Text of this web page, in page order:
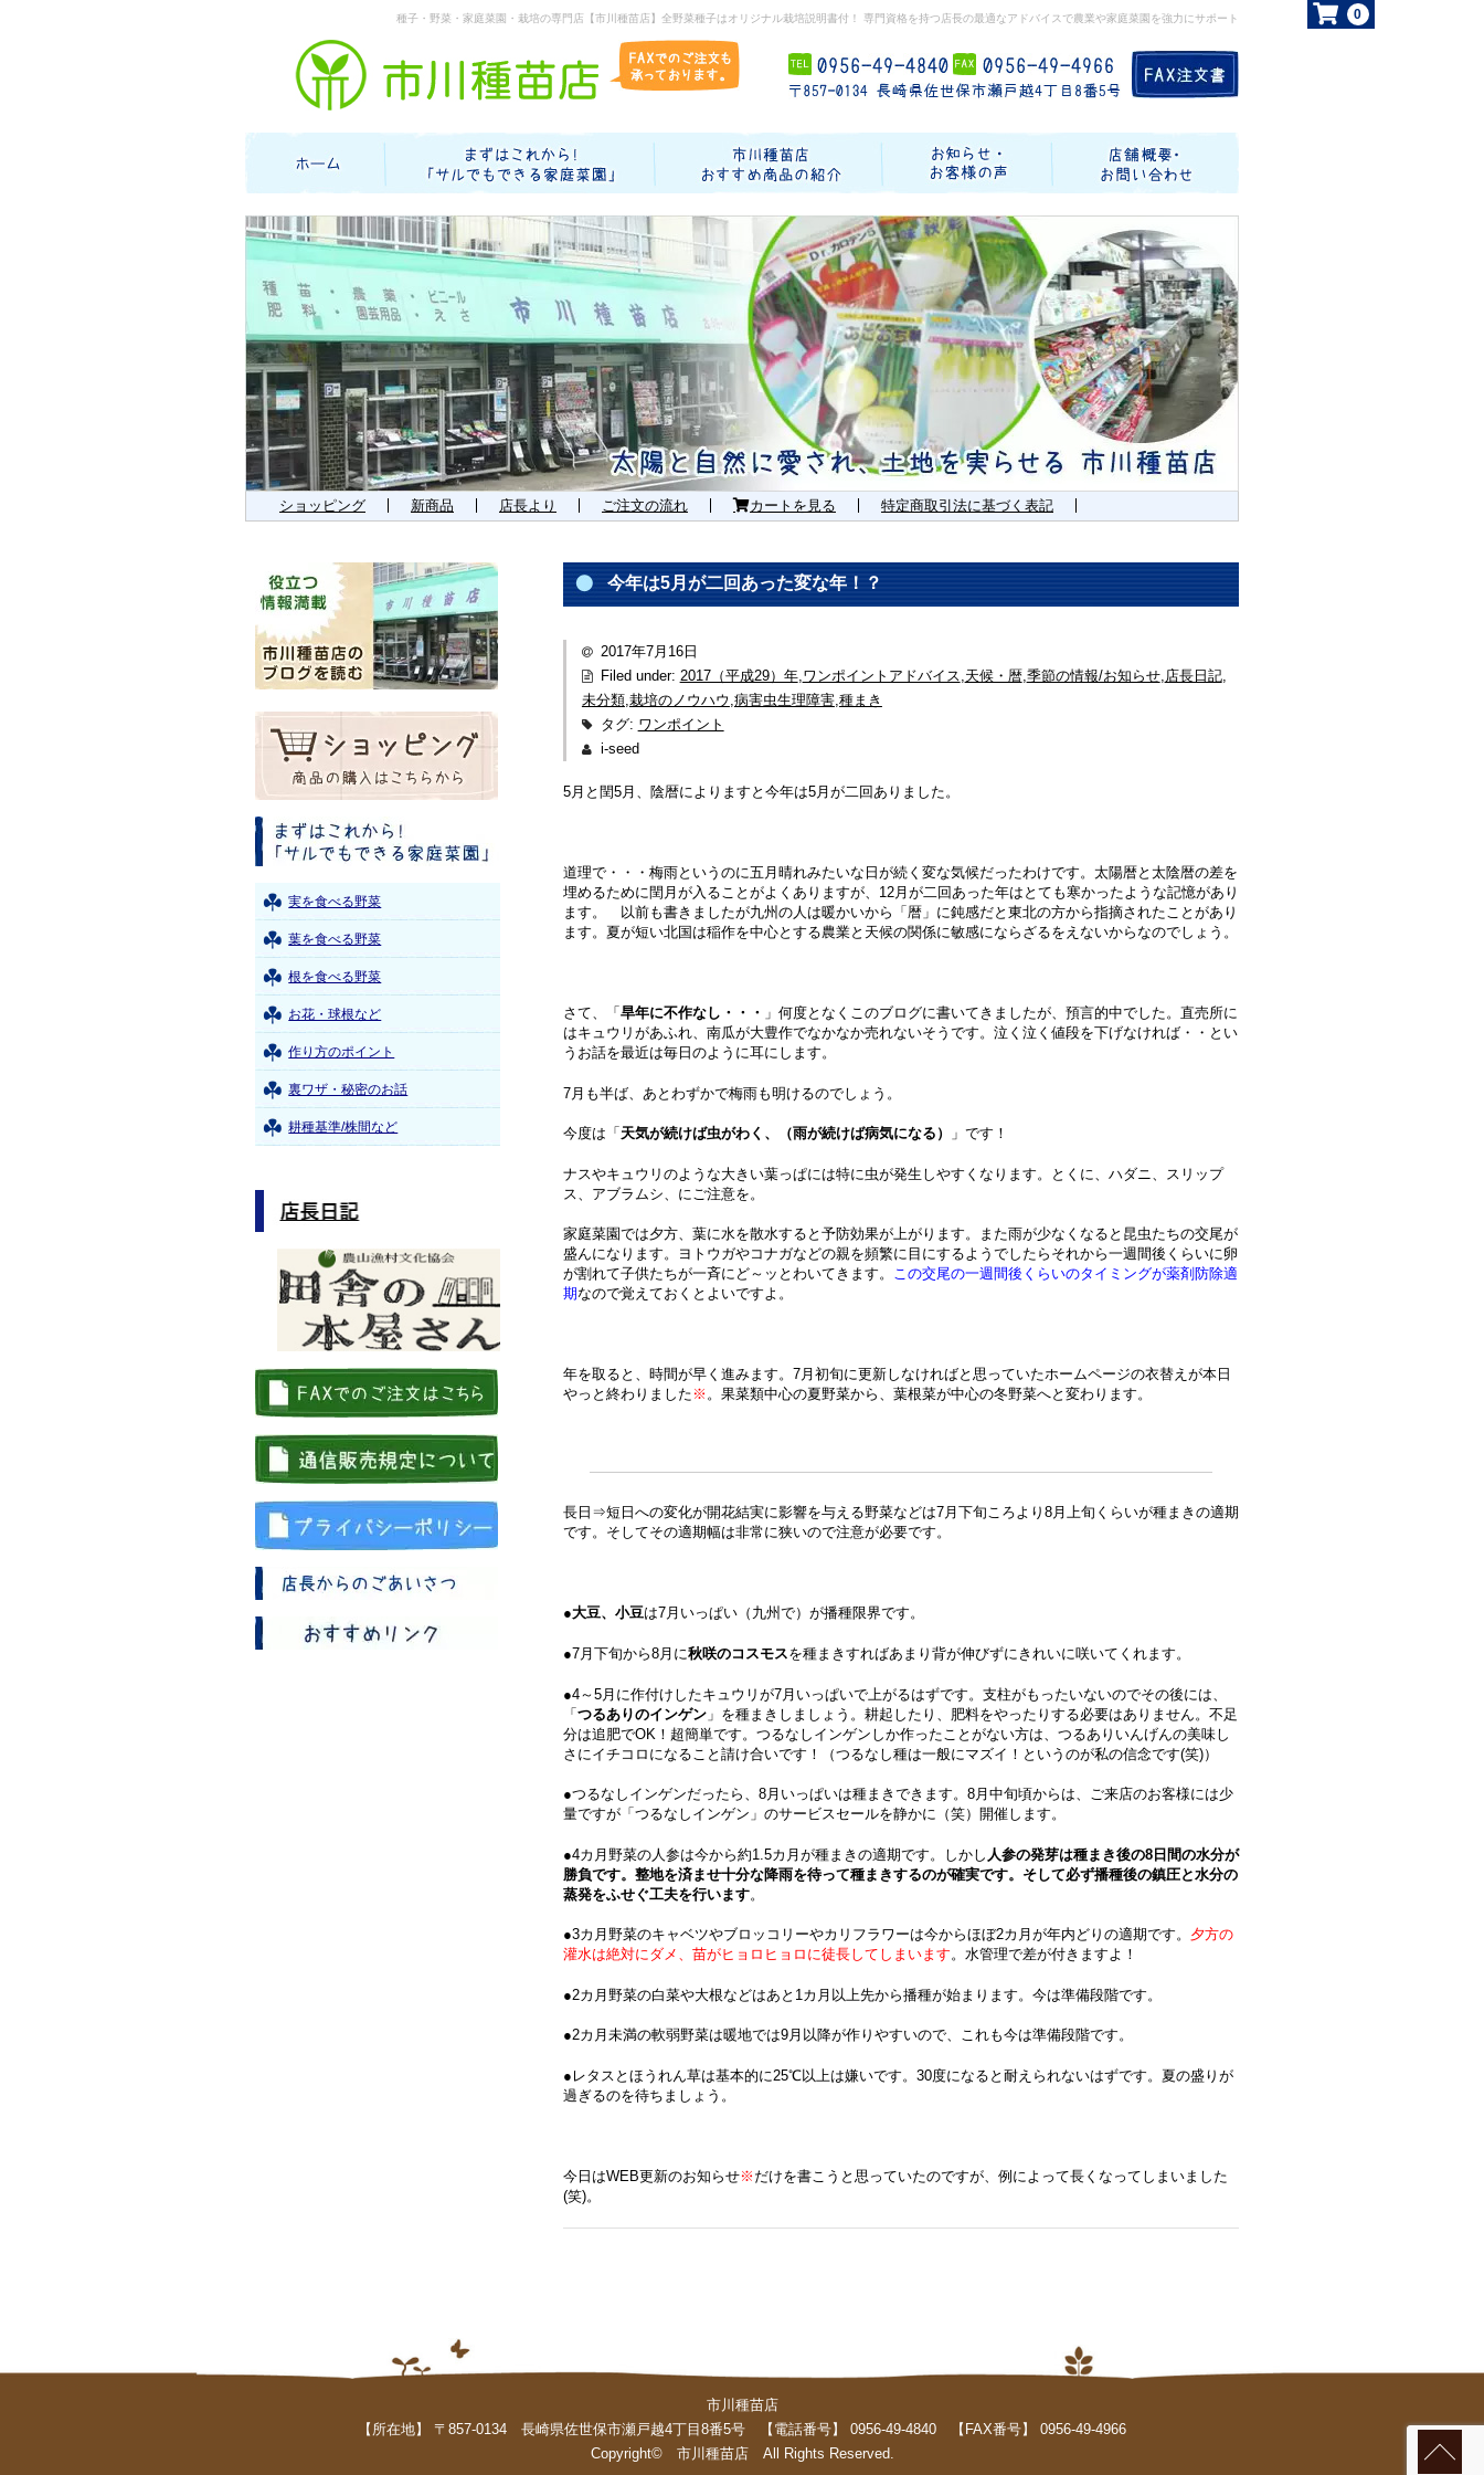
種子・野菜・家庭菜園・栽培の専門店【市川種苗店】全野菜種子はオリジナル栽培説明書付！ 専門資格を持つ店長の最適なアドバイスで農業や家庭菜園を強力にサポート 0
ショッピング 新商品 店長より ご注文の流れ カートを見る 特定商取引法に基づく表記
今年は5月が二回あった変な年！？
2017年7月16日
Filed under: 2017（平成29）年,ワンポイントアドバイス,天候・暦,季節の情報/お知らせ,店長日記,
未分類,栽培のノウハウ ,病害虫生理障害,種まき
タグ: ワンポイント
i-seed
5月と閏5月、陰暦によりますと今年は5月が二回ありました。
道理で・・・梅雨というのに五月晴れみたいな日が続く変な気候だったわけです。太陽暦と太陰暦の差を
埋めるために閏月が入ることがよくありますが、12月が二回あった年はとても寒かったような記憶があり
ます。 以前も書きましたが九州の人は暖かいから「暦」に鈍感だと東北の方から指摘されたことがあり
ます。夏が短い北国は稲作を中心とする農業と天候の関係に敏感にならざるをえないからなのでしょう。
さて、「 旱年に不作なし・・・ 」何度となくこのブログに書いてきましたが、預言的中でした。直売所に
はキュウリがあふれ、南瓜が大豊作でなかなか売れないそうです。泣く泣く値段を下げなければ・・とい
うお話を最近は毎日のように耳にします。
7月も半ば、あとわずかで梅雨も明けるのでしょう。
今度は「 天気が続けば虫がわく、（雨が続けば病気になる） 」です！
ナスやキュウリのような大きい葉っぱには特に虫が発生しやすくなります。とくに、ハダニ、スリップ
ス、アブラムシ、にご注意を。
家庭菜園では夕方、葉に水を散水すると予防効果が上がります。また雨が少なくなると昆虫たちの交尾が
盛んになります。ヨトウガやコナガなどの親を頻繁に目にするようでしたらそれから一週間後くらいに卵
が割れて子供たちが一斉にど～ッとわいてきます。 この交尾の一週間後くらいのタイミングが薬剤防除適
期なので覚えておくとよいですよ。
年を取ると、時間が早く進みます。7月初旬に更新しなければと思っていたホームページの衣替えが本日
やっと終わりました ※ 。果菜類中心の夏野菜から、葉根菜が中心の冬野菜へと変わります。
長日⇒短日への変化が開花結実に影響を与える野菜などは7月下旬ころより8月上旬くらいが種まきの適期
です。そしてその適期幅は非常に狭いので注意が必要です。
●大豆、小豆は7月いっぱい（九州で）が播種限界です。
●7月下旬から8月に秋咲のコスモスを種まきすればあまり背が伸びずにきれいに咲いてくれます。
●4～5月に作付けしたキュウリが7月いっぱいで上がるはずです。支柱がもったいないのでその後には、
「つるありのインゲン 」を種まきしましょう。耕起したり、肥料をやったりする必要はありません。不足
分は追肥でOK！超簡単です。つるなしインゲンしか作ったことがない方は、つるありいんげんの美味し
さにイチコロになること請け合いです！（つるなし種は一般にマズイ！というのが私の信念です(笑)）
●つるなしインゲンだったら、8月いっぱいは種まきできます。8月中旬頃からは、ご来店のお客様には少
量ですが「つるなしインゲン」のサービスセールを静かに（笑）開催します。
●4カ月野菜の人参は今から約1.5カ月が種まきの適期です。しかし 人参の発芽は種まき後の8日間の水分が
勝負です。整地を済ませ十分な降雨を待って種まきするのが確実です。そして必ず播種後の鎮圧と水分の
蒸発をふせぐ工夫を行います。
●3カ月野菜のキャベツやブロッコリーやカリフラワーは今からほぼ2カ月が年内どりの適期です。 夕方の
灌水は絶対にダメ、苗がヒョロヒョロに徒長してしまいます。水管理で差が付きますよ！
●2カ月野菜の白菜や大根などはあと1カ月以上先から播種が始まります。今は準備段階です。
●2カ月未満の軟弱野菜は暖地では9月以降が作りやすいので、これも今は準備段階です。
●レタスとほうれん草は基本的に25℃以上は嫌いです。30度になると耐えられないはずです。夏の盛りが
過ぎるのを待ちましょう。
今日はWEB更新のお知らせ※ だけを書こうと思っていたのですが、例によって長くなってしまいました
(笑)。
実を食べる野菜
葉を食べる野菜
根を食べる野菜
お花・球根など
作り方のポイント
裏ワザ・秘密のお話
耕種基準/株間など
市川種苗店
【所在地】 〒857-0134 長崎県佐世保市瀬戸越4丁目8番5号 【電話番号】 0956-49-4840 【FAX番号】 0956-49-4966
Copyright© 市川種苗店 All Rights Reserved.